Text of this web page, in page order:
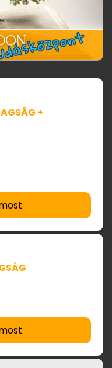
+